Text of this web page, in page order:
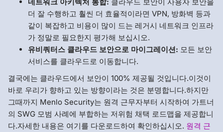
더 잘 수행하고 훨씬 더 효율적이라면 VPN, 방화벽 등과
같이 복잡하고 비용이 많이 드는 레거시 네트워크 인프라
가 정말로 필요한지 평가해 보십시오.
유비쿼터스 클라우드 보안으로 마이그레이션: 모든 보안
서비스를 클라우드로 이동합니다.
결국에는 클라우드에서 보안이 100% 제공될 것입니다.이것이
바로 우리가 향하고 있는 방향이라는 것은 분명합니다.하지만
그때까지 Menlo Security는 원격 근무자부터 시작하여 가트너
의 SWG 모범 사례에 부합하는 저위험 채택 로드맵을 제공합니
다.자세한 내용은 여기를 다운로드하여 확인하십시오. 원격 근